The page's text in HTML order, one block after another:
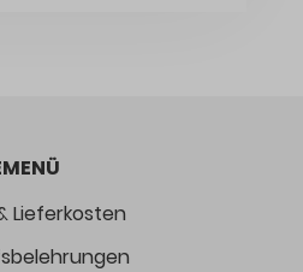
Lieferkosten